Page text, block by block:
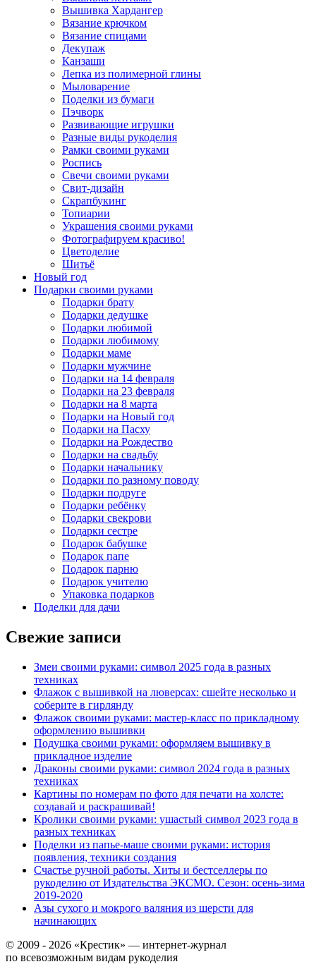
Вышивка Хардангер
Вязание крючком
Вязание спицами
Декупаж
Канзаши
Лепка из полимерной глины
Мыловарение
Поделки из бумаги
Пэчворк
Развивающие игрушки
Разные виды рукоделия
Рамки своими руками
Роспись
Свечи своими руками
Свит-дизайн
Скрапбукинг
Топиарии
Украшения своими руками
Фотографируем красиво!
Цветоделие
Шитьё
Новый год
Подарки своими руками
Подарки брату
Подарки дедушке
Подарки любимой
Подарки любимому
Подарки маме
Подарки мужчине
Подарки на 14 февраля
Подарки на 23 февраля
Подарки на 8 марта
Подарки на Новый год
Подарки на Пасху
Подарки на Рождество
Подарки на свадьбу
Подарки начальнику
Подарки по разному поводу
Подарки подруге
Подарки ребёнку
Подарки свекрови
Подарки сестре
Подарок бабушке
Подарок папе
Подарок парню
Подарок учителю
Упаковка подарков
Поделки для дачи
Свежие записи
Змеи своими руками: символ 2025 года в разных
техниках
Флажок с вышивкой на люверсах: сшейте несколько и
соберите в гирлянду
Флажок своими руками: мастер-класс по прикладному
оформлению вышивки
Подушка своими руками: оформляем вышивку в
прикладное изделие
Драконы своими руками: символ 2024 года в разных
техниках
Картины по номерам по фото для печати на холсте:
создавай и раскрашивай!
Кролики своими руками: ушастый символ 2023 года в
разных техниках
Поделки из папье-маше своими руками: история
появления, техники создания
Счастье ручной работы. Хиты и бестселлеры по
рукоделию от Издательства ЭКСМО. Сезон: осень-зима
2019-2020
Азы сухого и мокрого валяния из шерсти для
начинающих
© 2009 - 2026 «Крестик» — интернет-журнал
по всевозможным видам рукоделия